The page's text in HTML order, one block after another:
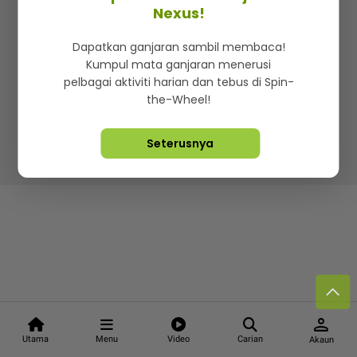
Utama Menu Video Carian
person
Akaun
Iklan di SMG360
Terma & Syarat Dasar Privasi
Lebih hot, viral dan sensasi
Hakcipta Terpelihara ©2026. Star Media Group Berhad
Nexus!
Dapatkan ganjaran sambil membaca!
Kumpul mata ganjaran menerusi
pelbagai aktiviti harian dan tebus di Spin-
the-Wheel!
Seterusnya